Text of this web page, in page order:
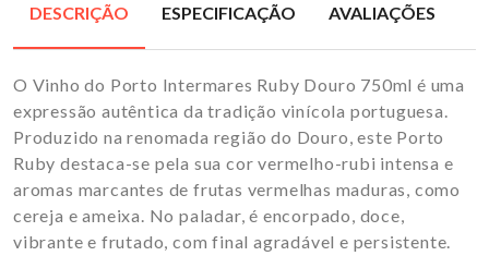
DESCRIÇÃO ESPECIFICAÇÃO AVALIAÇÕES
O Vinho do Porto Intermares Ruby Douro 750ml é uma
expressão autêntica da tradição vinícola portuguesa.
Produzido na renomada região do Douro, este Porto
Ruby destaca-se pela sua cor vermelho-rubi intensa e
aromas marcantes de frutas vermelhas maduras, como
cereja e ameixa. No paladar, é encorpado, doce,
vibrante e frutado, com final agradável e persistente.